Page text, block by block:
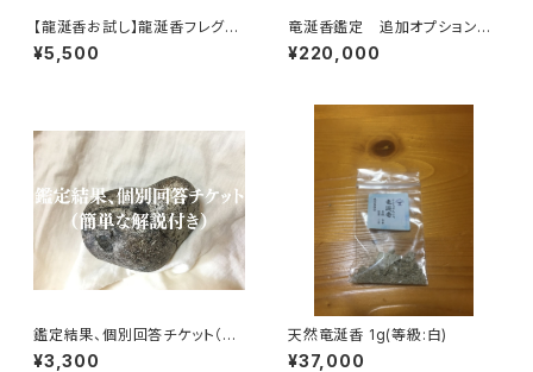
【龍涎香お試し】龍涎香フレグラ
ンスサンプル3本セット（豊かさ
の循環・生命のフレグランス陰・
¥5,500
竜涎香鑑定 追加オプション
（成分分析）
¥220,000
鑑定結果、個別回答チケット（簡
単な解説付き）
¥3,300
天然竜涎香 1g(等級:白)
¥37,000